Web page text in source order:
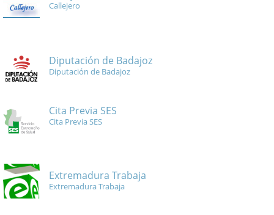
Callejero
Diputación de Badajoz
Diputación de Badajoz
Cita Previa SES
Cita Previa SES
Extremadura Trabaja
Extremadura Trabaja